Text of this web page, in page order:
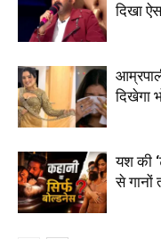
दिखा
दिखेगा
यश की
से गानों